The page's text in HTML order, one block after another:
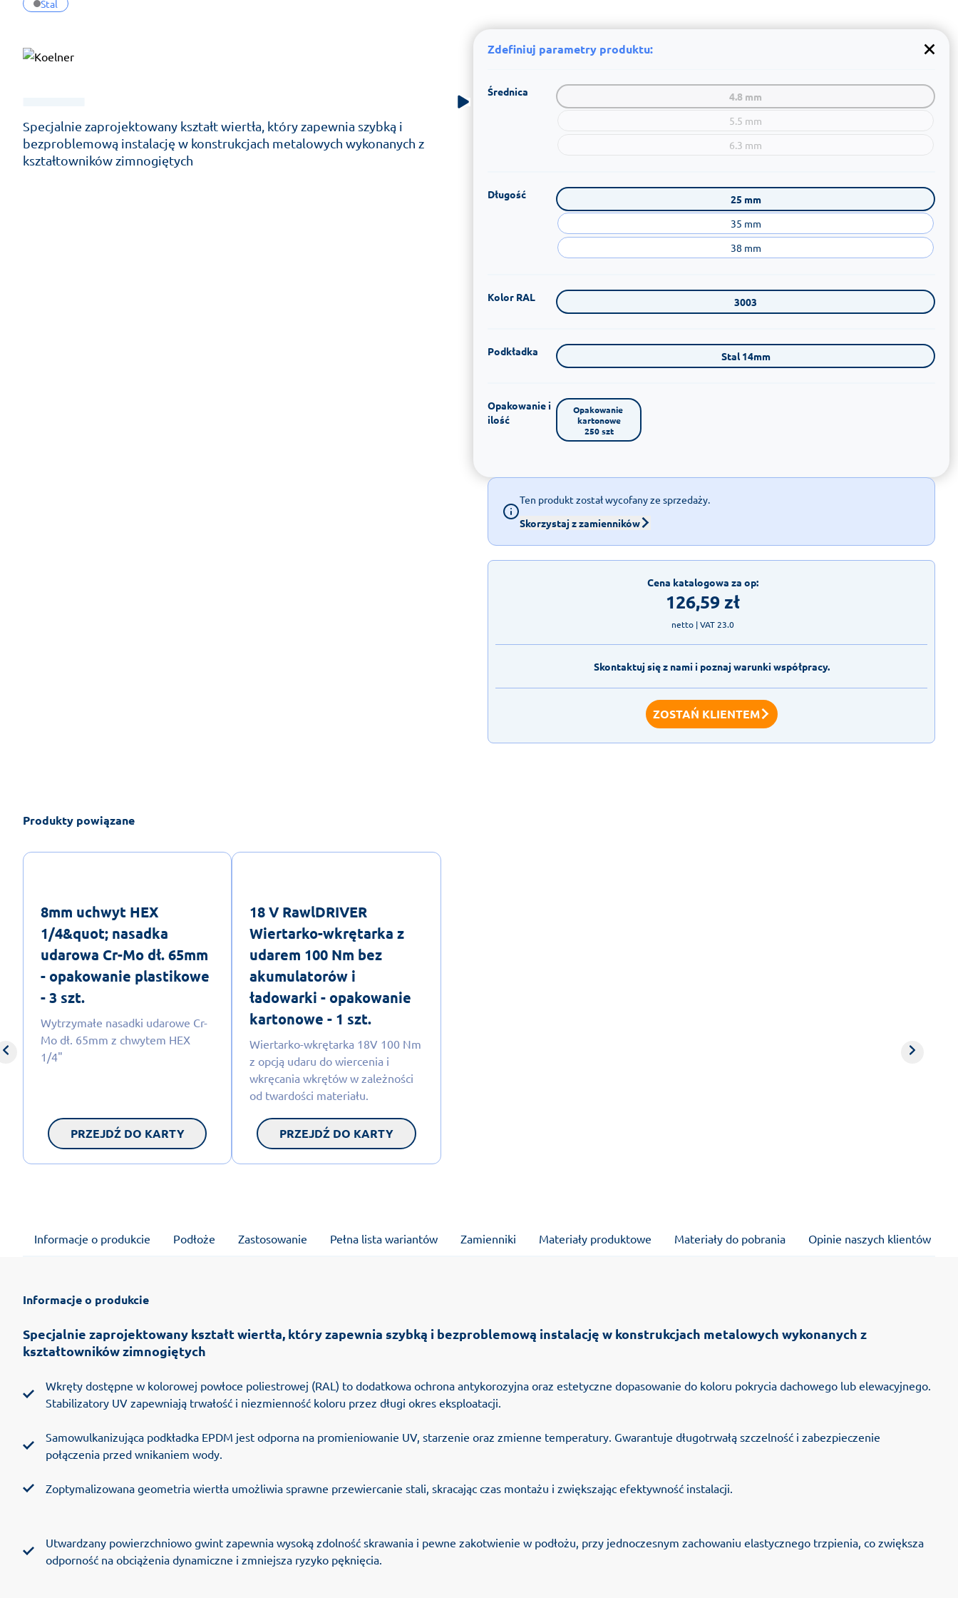
Stal
Specjalnie zaprojektowany kształt wiertła, który zapewnia szybką i
bezproblemową instalację w konstrukcjach metalowych wykonanych z
kształtowników zimnogiętych
Zdefiniuj parametry produktu:
Średnica
4.8 mm
5.5 mm
6.3 mm
Długość
25 mm
35 mm
38 mm
Kolor RAL 3003
Podkładka Stal 14mm
Opakowanie i
ilość
Opakowanie
kartonowe
250 szt
Ten produkt został wycofany ze sprzedaży.
Skorzystaj z zamienników
Cena katalogowa za op:
126,59zł
netto | VAT 23.0
Skontaktuj się z nami i poznaj warunki współpracy.
ZOSTAŃ KLIENTEM
Produkty powiązane
8mm uchwyt HEX
1/4&quot; nasadka
udarowa Cr-Mo dł. 65mm
- opakowanie plastikowe
- 3 szt.
Wytrzymałe nasadki udarowe Cr-
Mo dł. 65mm z chwytem HEX
1/4"
PRZEJDŹ DO KARTY
18 V RawlDRIVER
Wiertarko-wkrętarka z
udarem 100 Nm bez
akumulatorów i
ładowarki - opakowanie
kartonowe - 1 szt.
Wiertarko-wkrętarka 18V 100 Nm
z opcją udaru do wiercenia i
wkręcania wkrętów w zależności
od twardości materiału.
PRZEJDŹ DO KARTY
Informacje o produkcie Podłoże Zastosowanie Pełna lista wariantów Zamienniki Materiały produktowe Materiały do pobrania Opinie naszych klientów
Informacje o produkcie
Specjalnie zaprojektowany kształt wiertła, który zapewnia szybką i bezproblemową instalację w konstrukcjach metalowych wykonanych z
kształtowników zimnogiętych
Wkręty dostępne w kolorowej powłoce poliestrowej (RAL) to dodatkowa ochrona antykorozyjna oraz estetyczne dopasowanie do koloru pokrycia dachowego lub elewacyjnego.
Stabilizatory UV zapewniają trwałość i niezmienność koloru przez długi okres eksploatacji.
Samowulkanizująca podkładka EPDM jest odporna na promieniowanie UV, starzenie oraz zmienne temperatury. Gwarantuje długotrwałą szczelność i zabezpieczenie
połączenia przed wnikaniem wody.
Zoptymalizowana geometria wiertła umożliwia sprawne przewiercanie stali, skracając czas montażu i zwiększając efektywność instalacji.
Utwardzany powierzchniowo gwint zapewnia wysoką zdolność skrawania i pewne zakotwienie w podłożu, przy jednoczesnym zachowaniu elastycznego trzpienia, co zwiększa
odporność na obciążenia dynamiczne i zmniejsza ryzyko pęknięcia.